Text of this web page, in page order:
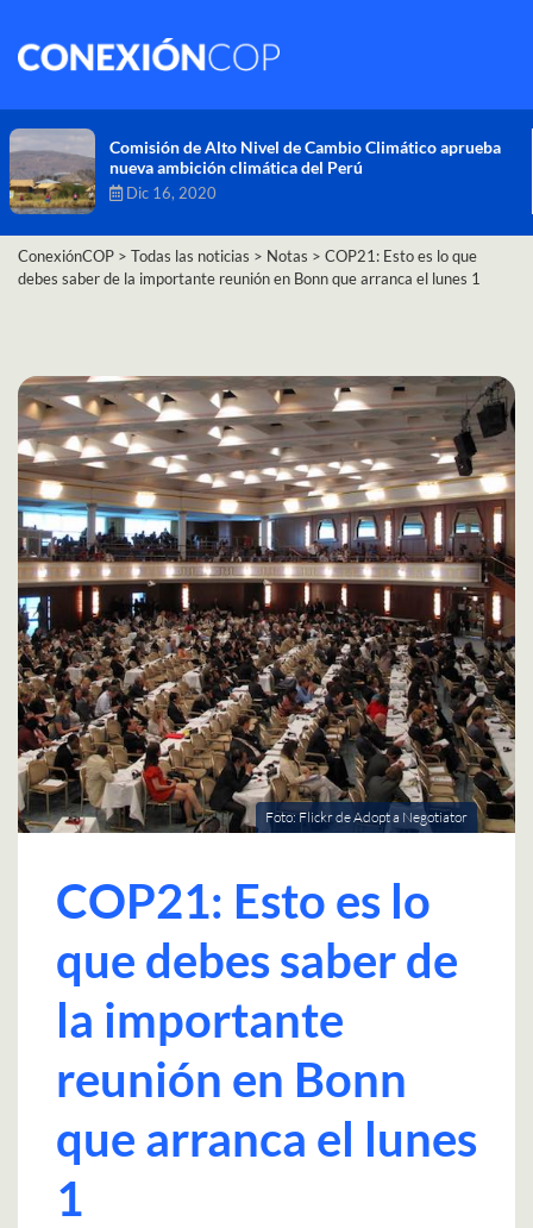
Comisión de Alto Nivel de Cambio Climático aprueba
nueva ambición climática del Perú
Dic 16, 2020
ConexiónCOP > Todas las noticias > Notas > COP21: Esto es lo que
debes saber de la importante reunión en Bonn que arranca el lunes 1
Foto: Flickr de Adopt a Negotiator
COP21: Esto es lo
que debes saber de
la importante
reunión en Bonn
que arranca el lunes
1